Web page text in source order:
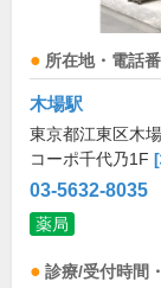
所在地・電話
木場駅
東京都江東区木
コーポ千代乃1F
03-5632-8035
薬局
診療/受付時間